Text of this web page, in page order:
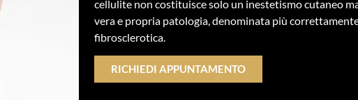
cellulite non costituisce solo un inestetismo cutaneo
vera e propria patologia, denominata più
fibrosclerotica.
RICHIEDI APPUNTAMENTO